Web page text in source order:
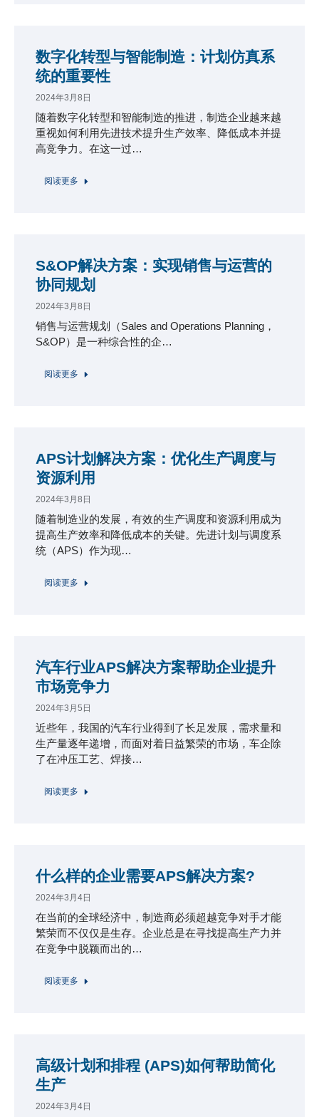
数字化转型与智能制造：计划仿真系
统的重要性
2024年3月8日
随着数字化转型和智能制造的推进，制造企业越来越
重视如何利用先进技术提升生产效率、降低成本并提
高竞争力。在这一过…
阅读更多
S&OP解决方案：实现销售与运营的
协同规划
2024年3月8日
销售与运营规划（Sales and Operations Planning，
S&OP）是一种综合性的企…
阅读更多
APS计划解决方案：优化生产调度与
资源利用
2024年3月8日
随着制造业的发展，有效的生产调度和资源利用成为
提高生产效率和降低成本的关键。先进计划与调度系
统（APS）作为现…
阅读更多
汽车行业APS解决方案帮助企业提升
市场竞争力
2024年3月5日
近些年，我国的汽车行业得到了长足发展，需求量和
生产量逐年递增，而面对着日益繁荣的市场，车企除
了在冲压工艺、焊接…
阅读更多
什么样的企业需要APS解决方案?
2024年3月4日
在当前的全球经济中，制造商必须超越竞争对手才能
繁荣而不仅仅是生存。企业总是在寻找提高生产力并
在竞争中脱颖而出的…
阅读更多
高级计划和排程 (APS)如何帮助简化
生产
2024年3月4日